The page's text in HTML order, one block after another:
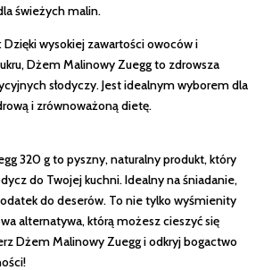
świeżych malin.
wysokiej zawartości owoców i
Dżem Malinowy Zuegg to zdrowsza
słodyczy. Jest idealnym wyborem dla
i zrównoważoną dietę.
320 g to pyszny, naturalny produkt, który
do Twojej kuchni. Idealny na śniadanie,
do deserów. To nie tylko wyśmienity
alternatywa, którą możesz cieszyć się
Dżem Malinowy Zuegg i odkryj bogactwo